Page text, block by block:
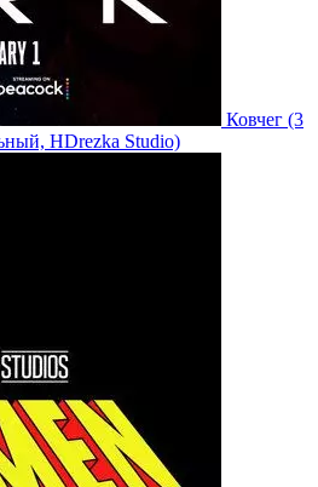
Ковчег (3
HDrezka Studio)